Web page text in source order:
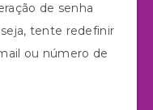
de senha
tente redefinir
ou número de